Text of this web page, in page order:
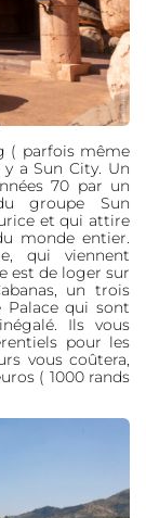
( parfois même
a Sun City. Un
70 par un
groupe Sun
et qui attire
monde entier.
qui viennent
est de loger sur
un trois
Palace qui sont
Ils vous
pour les
vous coûtera,
( 1000 rands